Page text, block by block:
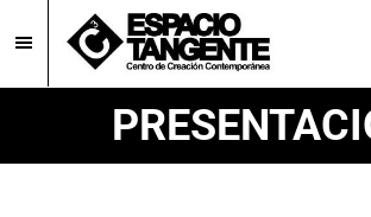
to
main
to
footerEspacio
Tangente
Creación